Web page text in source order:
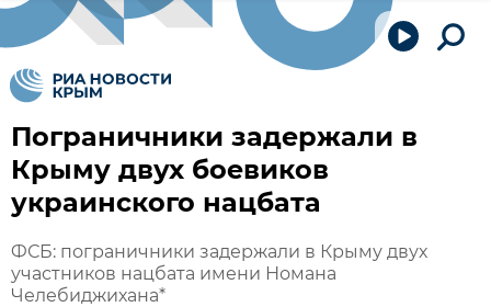
Пограничники задержали в
Крыму двух боевиков
украинского нацбата
ФСБ: пограничники задержали в Крыму двух
участников нацбата имени Номана
Челебиджихана*